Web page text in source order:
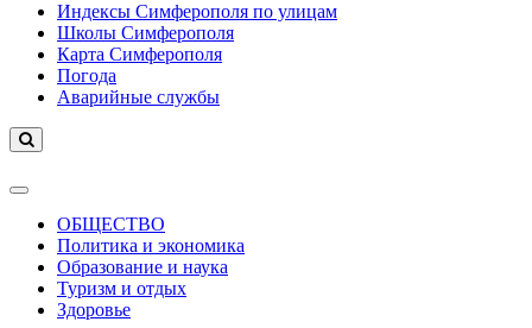
Индексы Симферополя по улицам
Школы Симферополя
Карта Симферополя
Погода
Аварийные службы
ОБЩЕСТВО
Политика и экономика
Образование и наука
Туризм и отдых
Здоровье